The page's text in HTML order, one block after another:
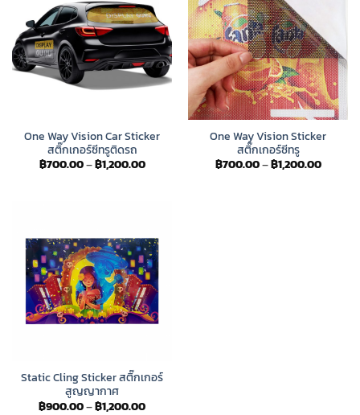
One Way Vision Car Sticker
สติ๊กเกอร์ซีทรูติดรถ
฿700.00–฿1,200.00Price
One Way Vision Sticker
สติ๊กเกอร์ซีทรู
฿700.00–฿1,200.00Price
Static Cling Sticker สติ๊กเกอร์
สูญญากาศ
฿900.00–฿1,200.00Price